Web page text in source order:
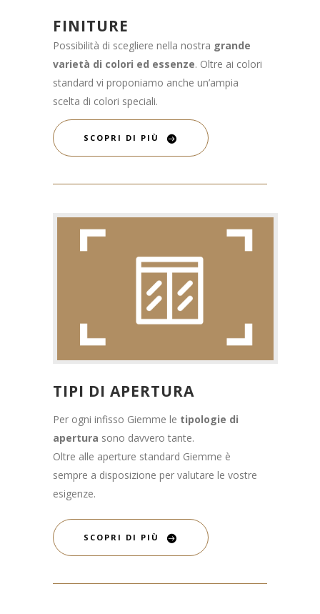
FINITURE
Possibilità di scegliere nella nostra grande
varietà di colori ed essenze. Oltre ai colori
standard vi proponiamo anche un’ampia
scelta di colori speciali.
SCOPRI DI PIÙ
TIPI DI APERTURA
Per ogni infisso Giemme le tipologie di
apertura sono davvero tante.
Oltre alle aperture standard Giemme è
sempre a disposizione per valutare le vostre
esigenze.
SCOPRI DI PIÙ